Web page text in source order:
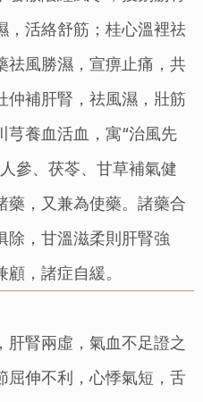
，活絡舒筋；桂心溫裡祛
祛風勝濕，宣痹止痛，共
仲補肝腎，祛風濕，壯筋
芎養血活血，寓“治風先
參、茯苓、甘草補氣健
藥，又兼為使藥。諸藥合
除，甘溫滋柔則肝腎強
，諸症自緩。
肝腎兩虛，氣血不足證之
屈伸不利，心悸氣短，舌